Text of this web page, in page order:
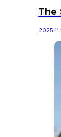
The
2025-11-